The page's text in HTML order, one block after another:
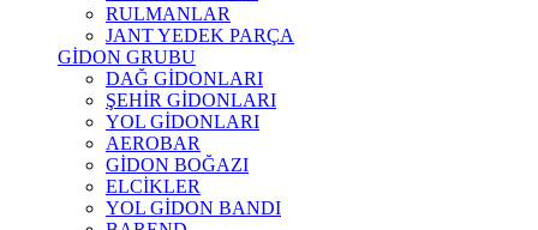
RULMANLAR
JANT YEDEK PARÇA
GİDON GRUBU
DAĞ GİDONLARI
ŞEHİR GİDONLARI
YOL GİDONLARI
AEROBAR
GİDON BOĞAZI
ELCİKLER
YOL GİDON BANDI